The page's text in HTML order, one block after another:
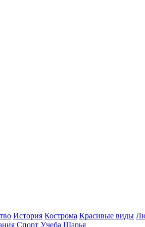
История Кострома Красивые виды
Спорт Учеба Шарья